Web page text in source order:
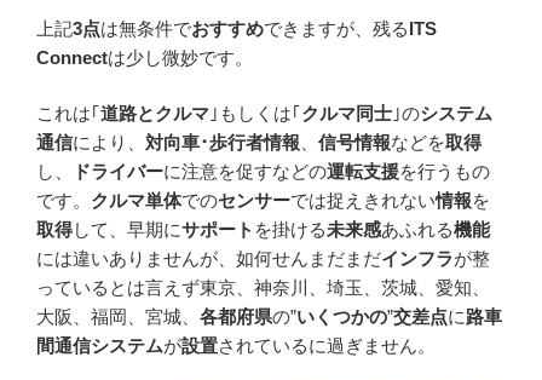
上記3点は無条件でおすすめできますが、残るITS
Connectは少し微妙です。
これは｢道路とクルマ ｣もしくは｢クルマ同士 ｣のシステム
通信により、 対向車･歩行者情報 信号情報などを取得
し、
ドライバーに注意を促すなどの運転支援を行うもの
です。 クルマ単体でのセンサーでは捉えきれない情報を
取得して、早期にサポート を掛ける未来感あふれる機能
には違いありませんが、如何せんまだまだインフラが整
っているとは言えず東京、神奈川、埼玉、茨城、愛知、
大阪、福岡、宮城、 各都府県の”いくつかの”交差点に路車
間通信システムが設置されているに過ぎません。